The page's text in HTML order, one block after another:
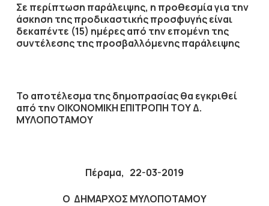
Σε περίπτωση παράλειψης, η προθεσμία για την
άσκηση της προδικαστικής προσφυγής είναι
δεκαπέντε (15) ημέρες από την επομένη της
συντέλεσης της προσβαλλόμενης παράλειψης
Το αποτέλεσμα της δημοπρασίας θα εγκριθεί
από την ΟΙΚΟΝΟΜΙΚΗ ΕΠΙΤΡΟΠΗ ΤΟΥ Δ.
ΜΥΛΟΠΟΤΑΜΟΥ
Πέραμα, 22-03-2019
Ο ΔΗΜΑΡΧΟΣ ΜΥΛΟΠΟΤΑΜΟΥ